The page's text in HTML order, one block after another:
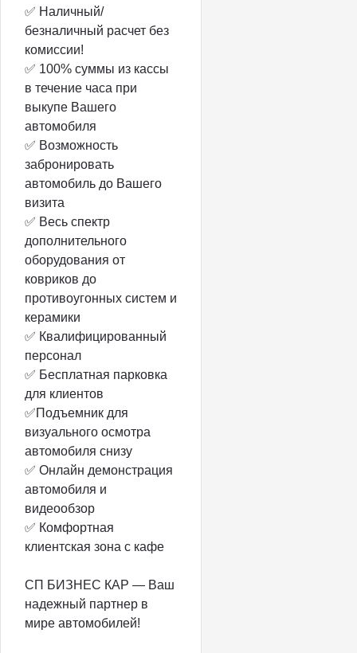
✅ Наличный/
безналичный расчет без
комиссии!
✅ 100% суммы из кассы
в течение часа при
выкупе Вашего
автомобиля
✅ Возможность
забронировать
автомобиль до Вашего
визита
✅ Весь спектр
дополнительного
оборудования от
ковриков до
противоугонных систем и
керамики
✅ Квалифицированный
персонал
✅ Бесплатная парковка
для клиентов
✅Подъемник для
визуального осмотра
автомобиля снизу
✅ Онлайн демонстрация
автомобиля и
видеообзор
✅ Комфортная
клиентская зона с кафе
СП БИЗНЕС КАР — Ваш
надежный партнер в
мире автомобилей!